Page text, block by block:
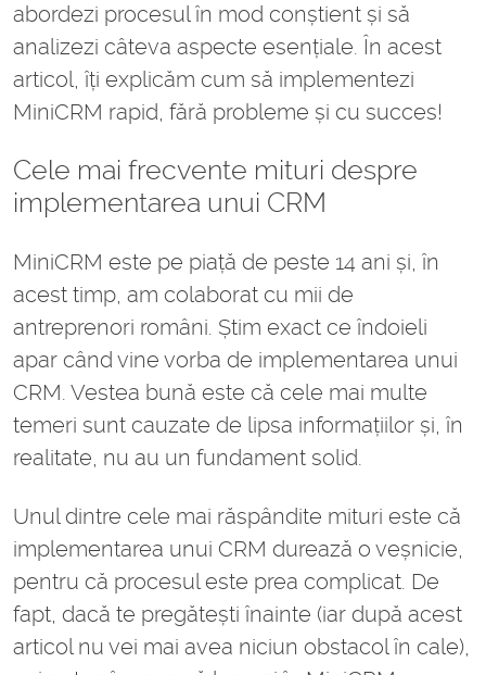
abordezi procesul în mod conștient și să
analizezi câteva aspecte esențiale. În acest
articol, îți explicăm cum să implementezi
MiniCRM rapid, fără probleme și cu succes!
Cele mai frecvente mituri despre
implementarea unui CRM
MiniCRM este pe piață de peste 14 ani și, în
acest timp, am colaborat cu mii de
antreprenori români. Știm exact ce îndoieli
apar când vine vorba de implementarea unui
CRM. Vestea bună este că cele mai multe
temeri sunt cauzate de lipsa informațiilor și, în
realitate, nu au un fundament solid.
Unul dintre cele mai răspândite mituri este că
implementarea unui CRM durează o veșnicie,
pentru că procesul este prea complicat. De
fapt, dacă te pregătești înainte (iar după acest
articol nu vei mai avea niciun obstacol în cale),